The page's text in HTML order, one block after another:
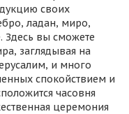
своих
ладан, миро,
Здесь вы сможете
заглядывая на
и много
спокойствием и
часовня
церемония